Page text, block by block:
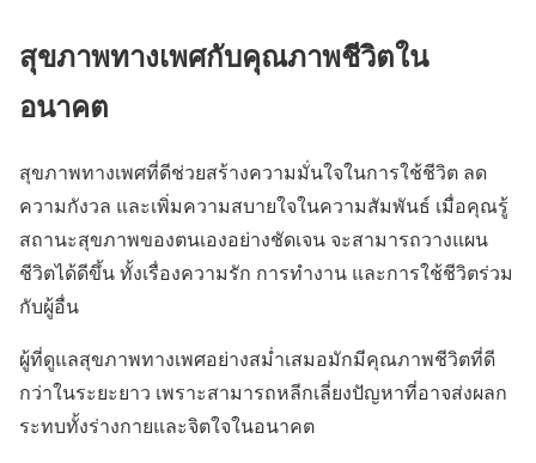
สุขภาพทางเพศกับคุณภาพชีวิตใน
อนาคต
สุขภาพทางเพศที่ดีช่วยสร้างความมั่นใจในการใช้ชีวิต ลด
ความกังวล และเพิ่มความสบายใจในความสัมพันธ์ เมื่อคุณรู้
สถานะสุขภาพของตนเองอย่างชัดเจน จะสามารถวางแผน
ชีวิตได้ดีขึ้น ทั้งเรื่องความรัก การทำงาน และการใช้ชีวิตร่วม
กับผู้อื่น
ผู้ที่ดูแลสุขภาพทางเพศอย่างสม่ำเสมอมักมีคุณภาพชีวิตที่ดี
กว่าในระยะยาว เพราะสามารถหลีกเลี่ยงปัญหาที่อาจส่งผลก
ระทบทั้งร่างกายและจิตใจในอนาคต